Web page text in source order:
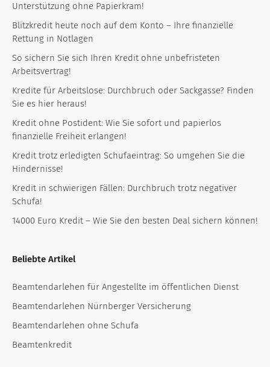
Unterstützung ohne Papierkram!
Blitzkredit heute noch auf dem Konto – Ihre finanzielle
Rettung in Notlagen
So sichern Sie sich Ihren Kredit ohne unbefristeten
Arbeitsvertrag!
Kredite für Arbeitslose: Durchbruch oder Sackgasse? Finden
Sie es hier heraus!
Kredit ohne Postident: Wie Sie sofort und papierlos
finanzielle Freiheit erlangen!
Kredit trotz erledigten Schufaeintrag: So umgehen Sie die
Hindernisse!
Kredit in schwierigen Fällen: Durchbruch trotz negativer
Schufa!
14000 Euro Kredit – Wie Sie den besten Deal sichern können!
Beliebte Artikel
Beamtendarlehen für Angestellte im öffentlichen Dienst
Beamtendarlehen Nürnberger Versicherung
Beamtendarlehen ohne Schufa
Beamtenkredit